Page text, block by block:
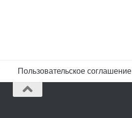
Пользовательское соглашение